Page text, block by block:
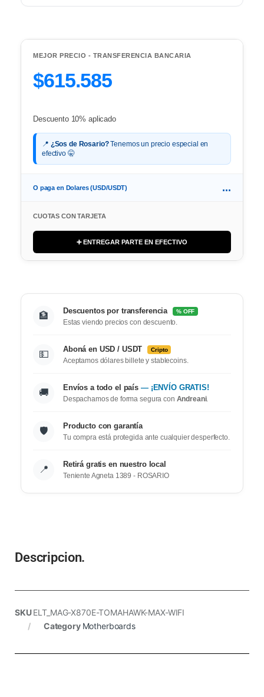
MEJOR PRECIO - TRANSFERENCIA BANCARIA
$615.585
Descuento 10% aplicado
📍 ¿Sos de Rosario?Tenemos un precio especial en
efectivo 🤫
O paga en Dolares (USD/USDT) ...
CUOTAS CON TARJETA
➕ ENTREGAR PARTE EN EFECTIVO
🏦 Descuentos por transferencia % OFF
Estas viendo precios con descuento.
💵 Aboná en USD / USDT Cripto
Aceptamos dólares billete y stablecoins.
🚚 Envíos a todo el país — ¡ENVÍO GRATIS!
Despachamos de forma segura con Andreani.
🛡️ Producto con garantía
Tu compra está protegida ante cualquier desperfecto.
📍 Retirá gratis en nuestro local
Teniente Agneta 1389 - ROSARIO
Descripcion.
SKUELT_MAG-X870E-TOMAHAWK-MAX-WIFI
Category Motherboards